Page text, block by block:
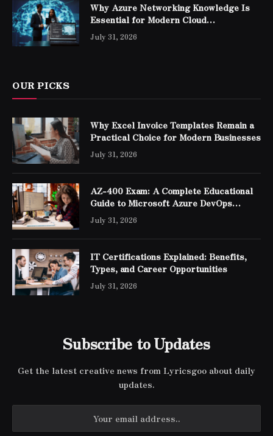
Why Azure Networking Knowledge Is
Essential for Modern Cloud
Professionals
July 31, 2026
OUR PICKS
Why Excel Invoice Templates Remain a
Practical Choice for Modern Businesses
July 31, 2026
AZ-400 Exam: A Complete Educational
Guide to Microsoft Azure DevOps
Engineer Expert Certification
July 31, 2026
IT Certifications Explained: Benefits,
Types, and Career Opportunities
July 31, 2026
Subscribe to Updates
Get the latest creative news from Lyricsgoo about daily
updates.